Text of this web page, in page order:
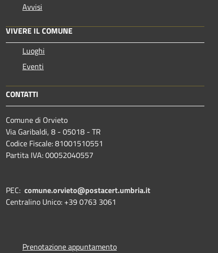
Avvisi
VIVERE IL COMUNE
Luoghi
Eventi
CONTATTI
Comune di Orvieto
Via Garibaldi, 8 - 05018 - TR
Codice Fiscale: 81001510551
Partita IVA: 00052040557
PEC: comune.orvieto@postacert.umbria.it
Centralino Unico: +39 0763 3061
Prenotazione appuntamento